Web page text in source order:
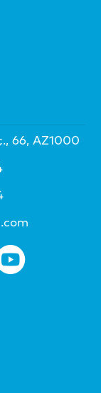
66, AZ1000